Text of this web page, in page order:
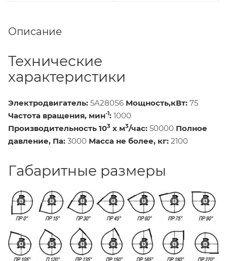
Описание
Технические
характеристики
Электродвигатель: 5А280S6 Мощность,кВт: 75
Частота вращения, мин-1: 1000
Производительность 103 х м3/час: 50000 Полное
давление, Па: 3000 Масса не более, кг: 2100
Габаритные размеры